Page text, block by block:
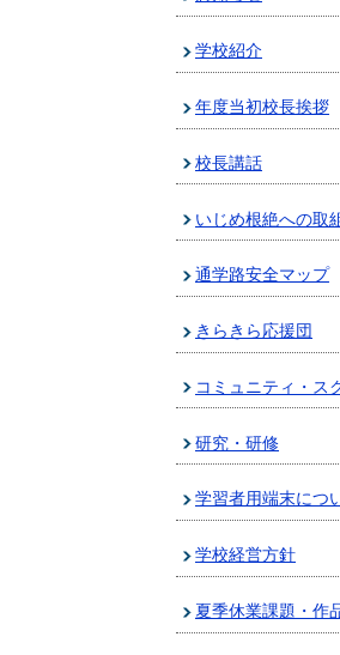
学校紹介
年度当初校長挨拶
校長講話
いじめ根絶への取
通学路安全マップ
きらきら応援団
コミュニティ・ス
研究・研修
学習者用端末につ
学校経営方針
夏季休業課題・作